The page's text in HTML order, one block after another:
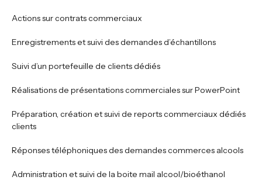
Actions sur contrats commerciaux
Enregistrements et suivi des demandes d’échantillons
Suivi d’un portefeuille de clients dédiés
Réalisations de présentations commerciales sur PowerPoint
Préparation, création et suivi de reports commerciaux dédiés
clients
Réponses téléphoniques des demandes commerces alcools
Administration et suivi de la boite mail alcool/bioéthanol